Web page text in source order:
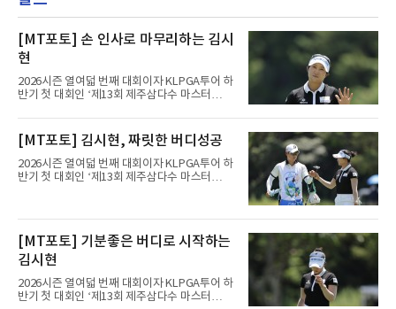
[MT포토] 손 인사로 마무리하는 김시
현
2026시즌 열여덟 번째 대회이자 KLPGA투어 하
반기 첫 대회인 ‘제13회 제주삼다수 마스터
제주도 서귀포시에 위치한 테디밸리 골프앤리조
트(파72/6,767야드)에서 열리고 있다.6일 현재
1라운드 경기가 펼쳐지고 있다.김시현(NH투자
증권)이 1번 홀에서 경기하고 있다.
[MT포토] 김시현, 짜릿한 버디성공
2026시즌 열여덟 번째 대회이자 KLPGA투어 하
반기 첫 대회인 ‘제13회 제주삼다수 마스터
트(파72/6,767야드)에서 열리고 있다.6일 현재
증권)이 1번 홀에서 경기하고 있다.
[MT포토] 기분좋은 버디로 시작하는
김시현
2026시즌 열여덟 번째 대회이자 KLPGA투어 하
반기 첫 대회인 ‘제13회 제주삼다수 마스터